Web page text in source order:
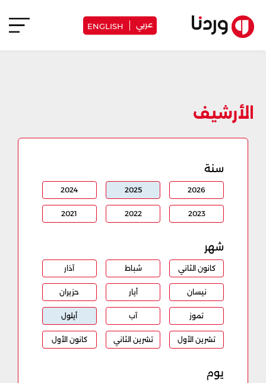
عربي ENGLISH
الأرشيف
سنة
2026
2025
2024
2023
2022
2021
شهر
كانون الثاني شباط آذار
نيسان أيار حزيران
تموز آب أيلول
تشرين الأول تشرين الثاني كانون الأول
يوم